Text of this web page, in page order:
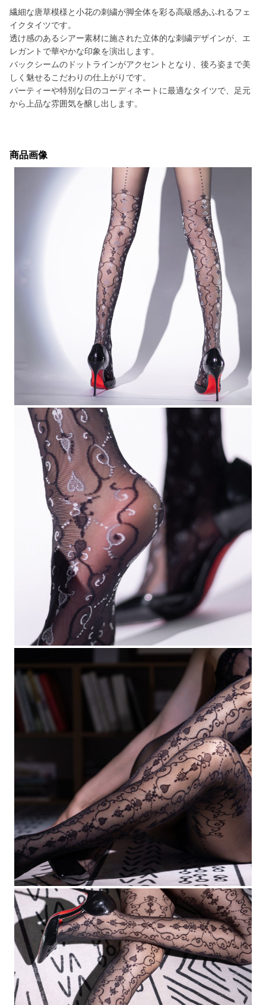
繊細な唐草模様と小花の刺繍が脚全体を彩る高級感あふれるフェ
イクタイツです。
透け感のあるシアー素材に施された立体的な刺繍デザインが、エ
レガントで華やかな印象を演出します。
バックシームのドットラインがアクセントとなり、後ろ姿まで美
しく魅せるこだわりの仕上がりです。
パーティーや特別な日のコーディネートに最適なタイツで、足元
から上品な雰囲気を醸し出します。
商品画像